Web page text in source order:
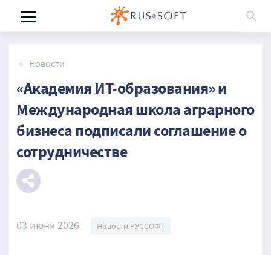
Новости
«Академия ИТ-образования» и
Международная школа аграрного
бизнеса подписали соглашение о
сотрудничестве
03 июня 2026 Новости РУССОФТ